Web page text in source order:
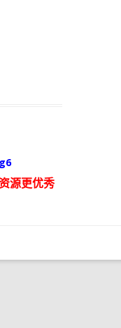
源更优秀